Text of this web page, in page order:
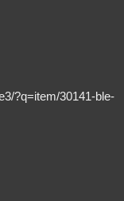
?q=item/30141-ble-